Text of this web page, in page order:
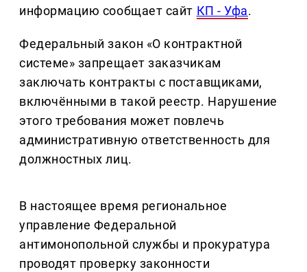
информацию сообщает сайт КП - Уфа.
Федеральный закон «О контрактной
системе» запрещает заказчикам
заключать контракты с поставщиками,
включёнными в такой реестр. Нарушение
этого требования может повлечь
административную ответственность для
должностных лиц.
В настоящее время региональное
управление Федеральной
антимонопольной службы и прокуратура
проводят проверку законности